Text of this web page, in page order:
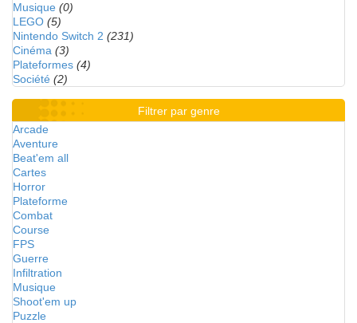
Musique (0)
LEGO (5)
Nintendo Switch 2 (231)
Cinéma (3)
Plateformes (4)
Société (2)
Filtrer par genre
Arcade
Aventure
Beat'em all
Cartes
Horror
Plateforme
Combat
Course
FPS
Guerre
Infiltration
Musique
Shoot'em up
Puzzle